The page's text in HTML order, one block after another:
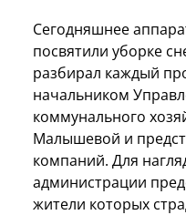
Сегодняшнее
посвятили уборке
разбирал каждый
начальником
коммунального
Малышевой и
компаний. Для
администрации
жители которых